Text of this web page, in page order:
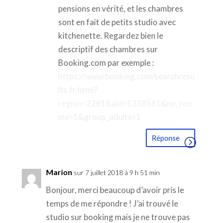
pensions en vérité, et les chambres
sont en fait de petits studio avec
kitchenette. Regardez bien le
descriptif des chambres sur
Booking.com par exemple :
Réponse
Marion sur 7 juillet 2018 à 9 h 51 min
Bonjour, merci beaucoup d’avoir pris le
temps de me répondre ! J’ai trouvé le
studio sur booking mais je ne trouve pas